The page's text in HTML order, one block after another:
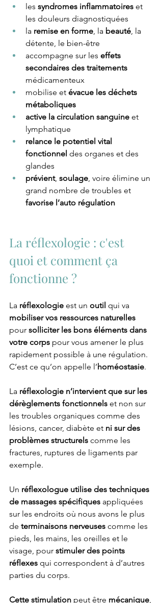
les syndromes inflammatoires et
les douleurs diagnostiquées
la remise en forme, la beauté, la
détente, le bien-être
accompagne sur les effets
secondaires des traitements
médicamenteux
mobilise et évacue les déchets
métaboliques
active la circulation sanguine et
lymphatique
relance le potentiel vital
fonctionnel des organes et des
glandes
prévient, soulage, voire élimine un
grand nombre de troubles et
favorise l’auto régulation
La réflexologie : c'est
quoi et comment ça
fonctionne ?
La réflexologie est un outil qui va
mobiliser vos ressources naturelles
pour solliciter les bons éléments dans
votre corps pour vous amener le plus
rapidement possible à une régulation.
C’est ce qu’on appelle l’homéostasie.
La réflexologie n’intervient que sur les
dérèglements fonctionnels et non sur
les troubles organiques comme des
lésions, cancer, diabète et ni sur des
problèmes structurels comme les
fractures, ruptures de ligaments par
exemple.
Un réflexologue utilise des techniques
de massages spécifiques appliquées
sur les endroits où nous avons le plus
de terminaisons nerveuses comme les
pieds, les mains, les oreilles et le
visage, pour stimuler des points
réflexes qui correspondent à d’autres
parties du corps.
Cette stimulation peut être mécanique,